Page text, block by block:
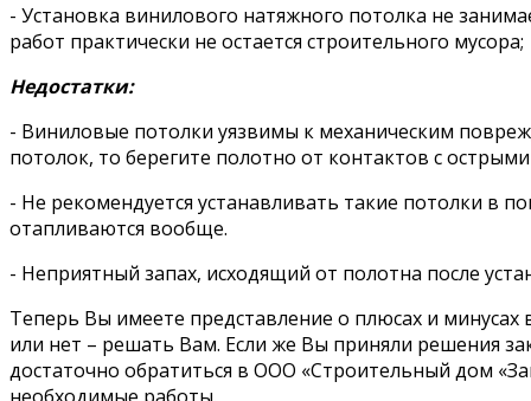
- Установка винилового натяжного потолка не
работ практически не остается строительного мусора;
Недостатки:
- Виниловые потолки уязвимы к механическим
потолок, то берегите полотно от контактов с
- Не рекомендуется устанавливать такие потолки в
отапливаются вообще.
- Неприятный запах, исходящий от полотна после
Теперь Вы имеете представление о плюсах и минусах
или нет – решать Вам. Если же Вы приняли решения
достаточно обратиться в ООО «Строительный дом
необходимые работы.